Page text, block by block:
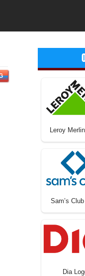
Leroy
Sam’s
Dia